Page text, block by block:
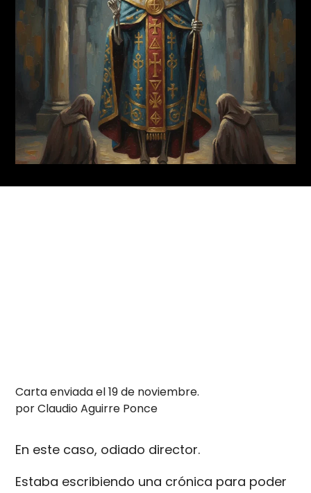
Carta enviada el 19 de noviembre.
por Claudio Aguirre Ponce
En este caso, odiado director.
Estaba escribiendo una crónica para poder